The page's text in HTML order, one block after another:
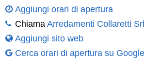
Aggiungi orari di apertura
Chiama Arredamenti Collaretti Srl
Aggiungi sito web
Cerca orari di apertura su Google